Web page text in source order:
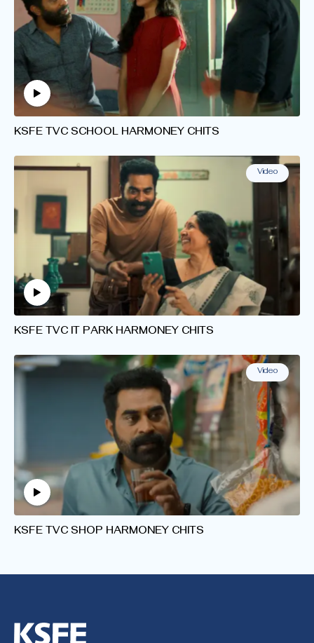
KSFE TVC SCHOOL HARMONEY CHITS
Video
KSFE TVC IT PARK HARMONEY CHITS
Video
KSFE TVC SHOP HARMONEY CHITS